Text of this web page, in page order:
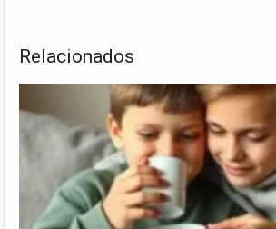
Relacionados